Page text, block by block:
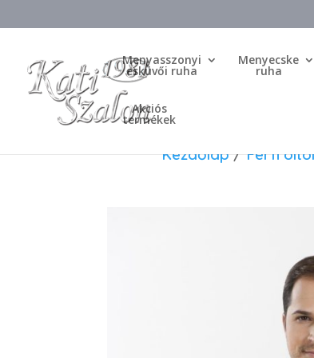
Menyasszonyi
esküvői ruha
Menyecske
ruha
Akciós
termékek
Kezdőlap/Férfi